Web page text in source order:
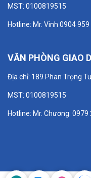
MST: 0100819515
Hotline: Mr. Vinh 0904 959
VĂN PHÒNG GIAO
Địa chỉ: 189 Phan Trọng
MST: 0100819515
Hotline: Mr. Chương: